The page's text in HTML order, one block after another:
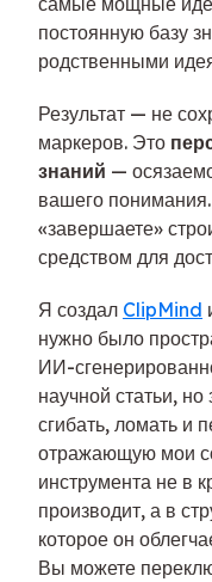
постоянную базу
родственными
Результат — не
маркеров. Это
знаний —
вашего
«завершаете»
средством для
Я создал ClipMind
нужно было
ИИ-
научной статьи,
сгибать, ломать и
отражающую мои
инструмента не в
производит, а в
которое он
Вы можете